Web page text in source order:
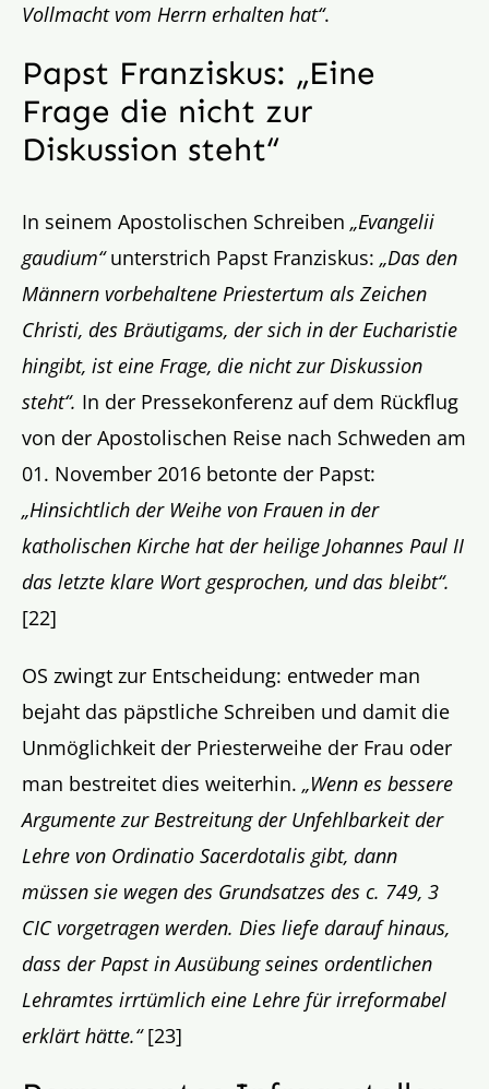
Vollmacht vom Herrn erhalten hat“.
Papst Franziskus: „Eine
Frage die nicht zur
Diskussion steht“
In seinem Apostolischen Schreiben „Evangelii
gaudium“unterstrich Papst Franziskus: „Das den
Männern vorbehaltene Priestertum als Zeichen
Christi, des Bräutigams, der sich in der Eucharistie
hingibt, ist eine Frage, die nicht zur Diskussion
steht“. In der Pressekonferenz auf dem Rückflug
von der Apostolischen Reise nach Schweden am
01. November 2016 betonte der Papst:
„Hinsichtlich der Weihe von Frauen in der
katholischen Kirche hat der heilige Johannes Paul II
das letzte klare Wort gesprochen, und das bleibt“.
[22]
OS zwingt zur Entscheidung: entweder man
bejaht das päpstliche Schreiben und damit die
Unmöglichkeit der Priesterweihe der Frau oder
man bestreitet dies weiterhin. „Wenn es bessere
Argumente zur Bestreitung der Unfehlbarkeit der
Lehre von Ordinatio Sacerdotalis gibt, dann
müssen sie wegen des Grundsatzes des c. 749, 3
CIC vorgetragen werden. Dies liefe darauf hinaus,
dass der Papst in Ausübung seines ordentlichen
Lehramtes irrtümlich eine Lehre für irreformabel
erklärt hätte.“[23]